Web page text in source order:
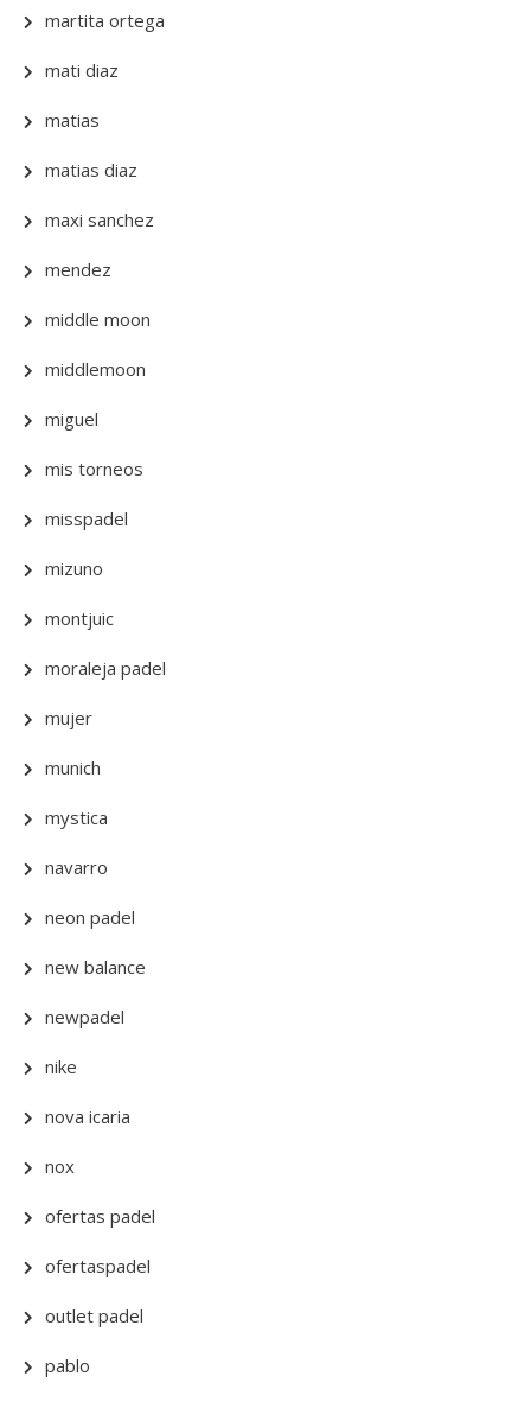
martita ortega
mati diaz
matias
matias diaz
maxi sanchez
mendez
middle moon
middlemoon
miguel
mis torneos
misspadel
mizuno
montjuic
moraleja padel
mujer
munich
mystica
navarro
neon padel
new balance
newpadel
nike
nova icaria
nox
ofertas padel
ofertaspadel
outlet padel
pablo